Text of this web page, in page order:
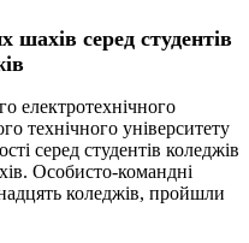
шахів серед студентів
електротехнічного
технічного університету
серед студентів коледжів
Особисто-командні
коледжів, пройшли